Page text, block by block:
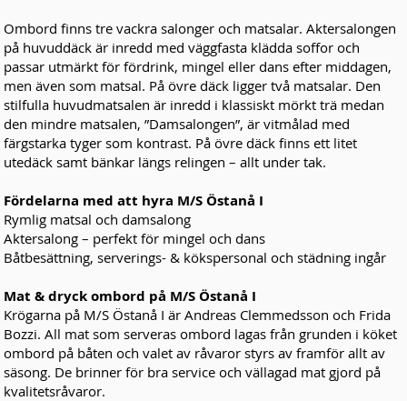
Ombord finns tre vackra salonger och matsalar. Aktersalongen
på huvuddäck är inredd med väggfasta klädda soffor och
passar utmärkt för fördrink, mingel eller dans efter middagen,
men även som matsal. På övre däck ligger två matsalar. Den
stilfulla huvudmatsalen är inredd i klassiskt mörkt trä medan
den mindre matsalen, ”Damsalongen”, är vitmålad med
färgstarka tyger som kontrast. På övre däck finns ett litet
utedäck samt bänkar längs relingen – allt under tak.
Fördelarna med att hyra M/S Östanå I
Rymlig matsal och damsalong
Aktersalong – perfekt för mingel och dans
Båtbesättning, serverings- & kökspersonal och städning ingår
Mat & dryck ombord på M/S Östanå I
Krögarna på M/S Östanå I är Andreas Clemmedsson och Frida
Bozzi. All mat som serveras ombord lagas från grunden i köket
ombord på båten och valet av råvaror styrs av framför allt av
säsong. De brinner för bra service och vällagad mat gjord på
kvalitetsråvaror.